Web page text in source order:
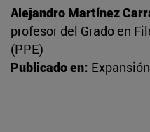
Alejandro Martínez
profesor del Grado en
(PPE)
Publicado en: Expansión